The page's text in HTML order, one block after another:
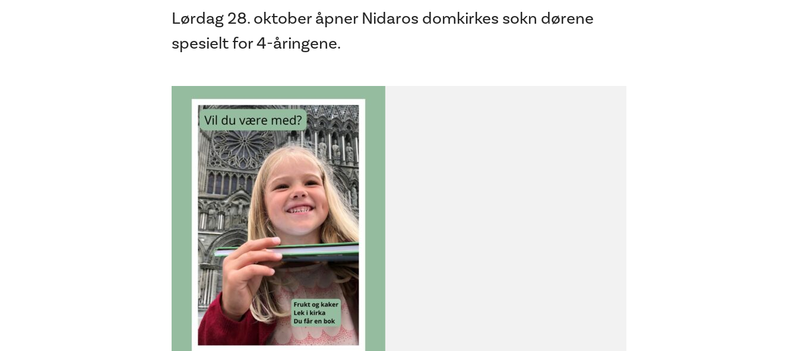
Lørdag 28. oktober åpner Nidaros domkirkes sokn dørene
spesielt for 4-åringene.